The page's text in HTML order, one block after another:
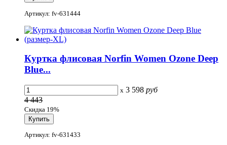
Артикул: fv-631444
Куртка флисовая Norfin Women Ozone Deep
Blue...
x 3 598 руб
4 443
Скидка 19%
Артикул: fv-631433